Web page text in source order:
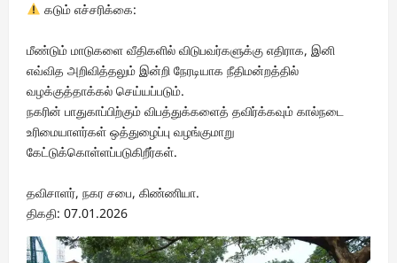
கடும் எச்சரிக்கை:
மீண்டும் மாடுகளை வீதிகளில் விடுபவர்களுக்கு எதிராக, இனி
எவ்வித அறிவித்தலும் இன்றி நேரடியாக நீதிமன்றத்தில்
வழக்குத்தாக்கல் செய்யப்படும்.
நகரின் பாதுகாப்பிற்கும் விபத்துக்களைத் தவிர்க்கவும் கால்நடை
உரிமையாளர்கள் ஒத்துழைப்பு வழங்குமாறு
கேட்டுக்கொள்ளப்படுகிறீர்கள்.
தவிசாளர், நகர சபை, கிண்ணியா.
திகதி: 07.01.2026